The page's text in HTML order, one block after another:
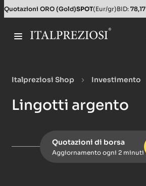
Salta al contenuto principale
Quotazioni ORO (Gold)SPOT(Eur/gr)BID: 78,17
Italpreziosi Shop Investimento
Lingotti argento
Quotazioni di borsa
Aggiornamento ogni 2 minuti